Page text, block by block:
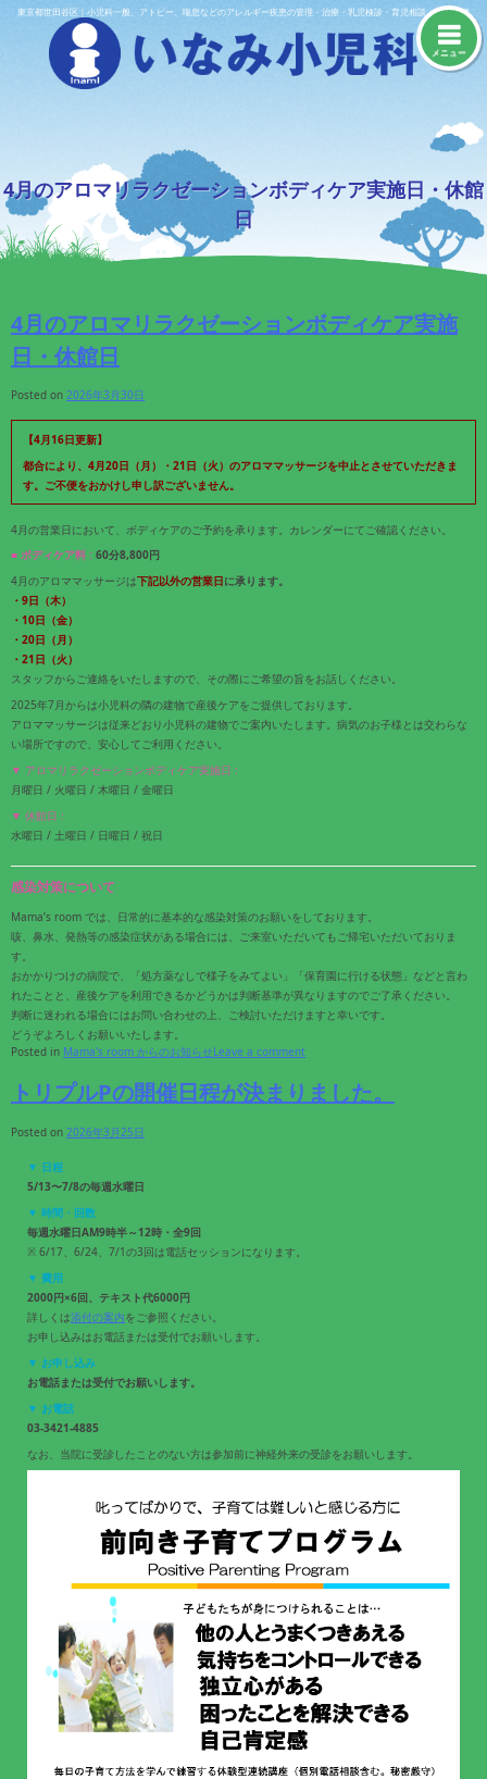
Skip東京都世田谷区｜小児科一般、アトピー、喘息などのアレルギー疾患の管理・治療・乳児検診・育児相談・予防接種
メニュー
4月のアロマリラクゼーションボディケア実施日・休館
日
4月のアロマリラクゼーションボディケア実施
日・休館日
Posted on 2026年3月30日
【4月16日更新】
都合により、4月20日（月）・21日（火）のアロママッサージを中止とさせていただきま
す。 ご不便をおかけし申し訳ございません。
4月の営業日において、ボディケアのご予約を承ります。カレンダーにてご確認ください。
■ ボディケア料 : 60分8,800円
4月のアロママッサージは下記以外の営業日に承ります。
・9日（木）
・10日（金）
・20日（月）
・21日（火）
スタッフからご連絡をいたしますので、その際にご希望の旨をお話しください。
2025年7月からは小児科の隣の建物で産後ケアをご提供しております。
アロママッサージは従来どおり小児科の建物でご案内いたします。病気のお子様とは交わらな
い場所ですので、安心してご利用ください。
▼ アロマリラクゼーションボディケア実施日 :
月曜日 / 火曜日 / 木曜日 / 金曜日
▼ 休館日 :
水曜日 / 土曜日 / 日曜日 / 祝日
感染対策について
Mama’s room では、日常的に基本的な感染対策のお願いをしております。
咳、鼻水、発熱等の感染症状がある場合には、ご来室いただいてもご帰宅いただいておりま
す。
おかかりつけの病院で、「処方薬なしで様子をみてよい」「保育園に行ける状態」などと言わ
れたことと、産後ケアを利用できるかどうかは判断基準が異なりますのでご了承ください。
判断に迷われる場合にはお問い合わせの上、ご検討いただけますと幸いです。
どうぞよろしくお願いいたします。
Posted in Mama's room からのお知らせLeave a comment
トリプルPの開催日程が決まりました。
Posted on 2026年3月25日
▼ 日程
5/13〜7/8の毎週水曜日
▼ 時間・回数
毎週水曜日AM9時半～12時・全9回
※ 6/17、6/24、7/1の3回は電話セッションになります。
▼ 費用
2000円×6回、テキスト代6000円
詳しくは添付の案内をご参照ください。
お申し込みはお電話または受付でお願いします。
▼ お申し込み
お電話または受付でお願いします。
▼ お電話
03-3421-4885
なお、当院に受診したことのない方は参加前に神経外来の受診をお願いします。